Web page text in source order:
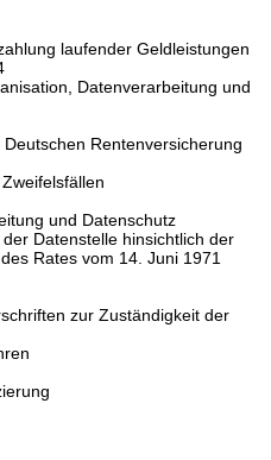
laufender Geldleistungen
Datenverarbeitung und
Rentenversicherung
und Datenschutz
hinsichtlich der
Rates vom 14. Juni 1971
zur Zuständigkeit der